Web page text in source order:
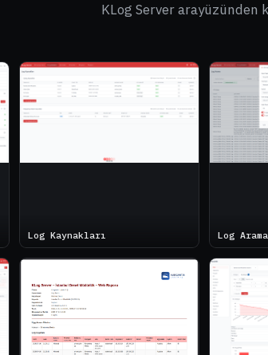
KLog Server arayüzünden
Log Kaynakları Log Arama